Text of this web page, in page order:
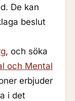
De kan
beslut
, och söka
och Mental
erbjuder
i det